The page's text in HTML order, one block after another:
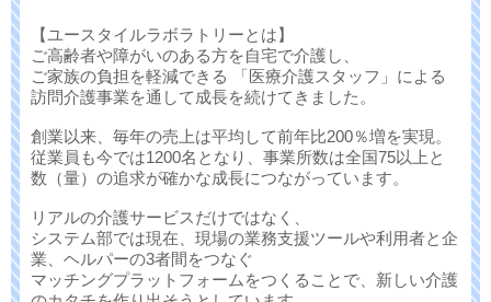
【ユースタイルラボラトリーとは】
ご高齢者や障がいのある方を自宅で介護し、
ご家族の負担を軽減できる 「医療介護スタッフ」による
訪問介護事業を通して成長を続けてきました。
創業以来、毎年の売上は平均して前年比200％増を実現。
従業員も今では1200名となり、事業所数は全国75以上と
数（量）の追求が確かな成長につながっています。
リアルの介護サービスだけではなく、
システム部では現在、現場の業務支援ツールや利用者と企
業、ヘルパーの3者間をつなぐ
マッチングプラットフォームをつくることで、新しい介護